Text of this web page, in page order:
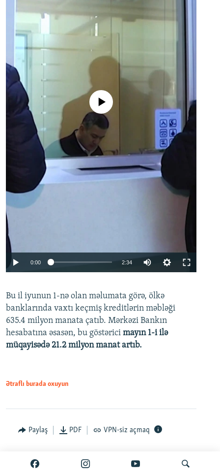
Auto 240p 360p 480p
No media source currently available
0:00 2:34
360p
480p
720p
Bu il iyunun 1-nə olan məlumata görə, ölkə
banklarında vaxtı keçmiş kreditlərin məbləği
635.4 milyon manata çatıb. Mərkəzi Bankın
hesabatına əsasən, bu göstərici mayın 1-i ilə
müqayisədə 21.2 milyon manat artıb.
Ətraflı burada oxuyun
Paylaş PDF VPN-siz açmaq
İyun 25, 2026